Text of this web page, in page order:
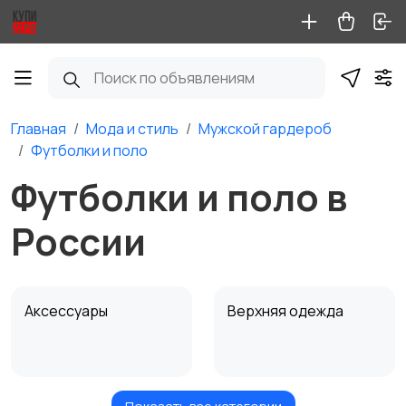
Главная Мода и стиль
Мужской гардероб
Футболки и поло
Футболки и поло в
России
Аксессуары Верхняя одежда